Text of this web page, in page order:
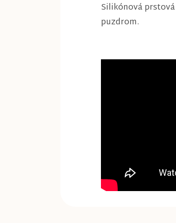
Silikónová
puzdrom.